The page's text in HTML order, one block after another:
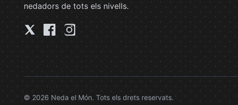
nedadors de tots els nivells.
© 2026 Neda el Món. Tots els drets reservats.